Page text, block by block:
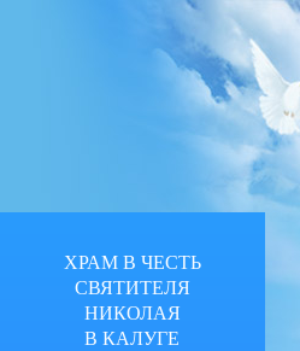
ХРАМ В ЧЕСТЬ
СВЯТИТЕЛЯ
НИКОЛАЯ
В КАЛУГЕ